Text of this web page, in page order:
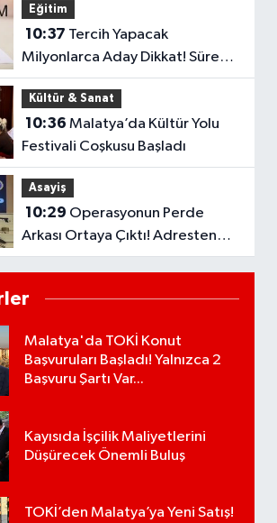
Eğitim
10:37
Milyonlarca Aday Dikkat! Süre
Yarın Gece Sona Eriyor
Kültür & Sanat
10:36
Festivali Coşkusu Başladı
Asayiş
10:29
Arkası Ortaya Çıktı! Adresten
Bakın Neler Çıktı
Malatya'da TOKİ Konut
Başvuruları Başladı! Yalnızca 2
Başvuru Şartı Var...
Kayısıda İşçilik Maliyetlerini
Düşürecek Önemli Buluş
TOKİ’den Malatya’ya Yeni Satış!